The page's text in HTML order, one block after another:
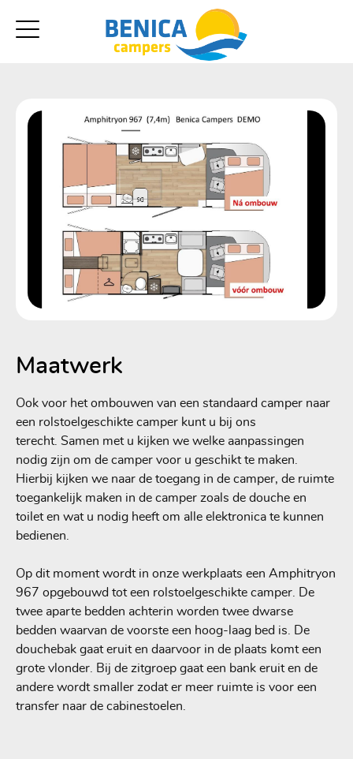
Maatwerk
Ook voor het ombouwen van een standaard camper naar
een rolstoelgeschikte camper kunt u bij ons
terecht. Samen met u kijken we welke aanpassingen
nodig zijn om de camper voor u geschikt te maken.
Hierbij kijken we naar de toegang in de camper, de ruimte
toegankelijk maken in de camper zoals de douche en
toilet en wat u nodig heeft om alle elektronica te kunnen
bedienen.
Op dit moment wordt in onze werkplaats een Amphitryon
967 opgebouwd tot een rolstoelgeschikte camper. De
twee aparte bedden achterin worden twee dwarse
bedden waarvan de voorste een hoog-laag bed is. De
douchebak gaat eruit en daarvoor in de plaats komt een
grote vlonder. Bij de zitgroep gaat een bank eruit en de
andere wordt smaller zodat er meer ruimte is voor een
transfer naar de cabinestoelen.